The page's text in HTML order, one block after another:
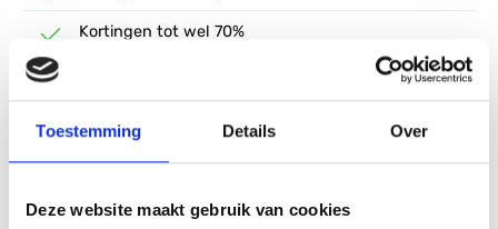
Toestemming Details Over
Deze website maakt gebruik van cookies
Kortingen tot wel 70%
16,99*
Prijzen incl. btw gratis verzending vanaf €50,-